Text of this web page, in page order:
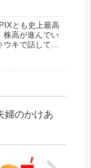
丈夫？」「ん
」やっと見つけ
...とも史上最高
株高が進んでい
ウキで話してく
婦のかけあ